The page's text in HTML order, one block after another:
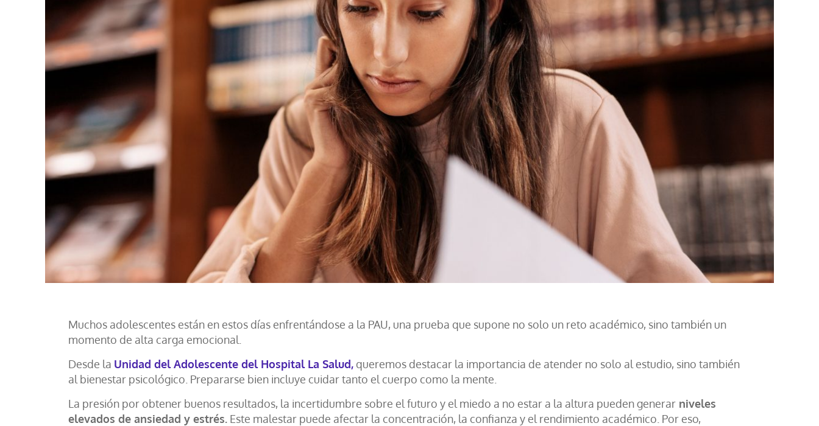
Muchos adolescentes están en estos días enfrentándose a la PAU, una prueba que supone no solo un reto académico, sino también un
momento de alta carga emocional.
Desde la Unidad del Adolescente del Hospital La Salud,queremos destacar la importancia de atender no solo al estudio, sino también
al bienestar psicológico. Prepararse bien incluye cuidar tanto el cuerpo como la mente.
La presión por obtener buenos resultados, la incertidumbre sobre el futuro y el miedo a no estar a la altura pueden generarniveles
elevados de ansiedad y estrés.Este malestar puede afectar la concentración, la confianza y el rendimiento académico. Por eso,